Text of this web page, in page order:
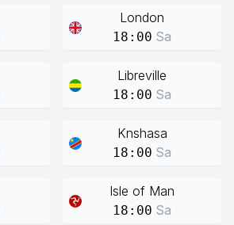
London
18:00 Sa
Libreville
18:00 Sa
Knshasa
18:00 Sa
Isle of Man
18:00 Sa